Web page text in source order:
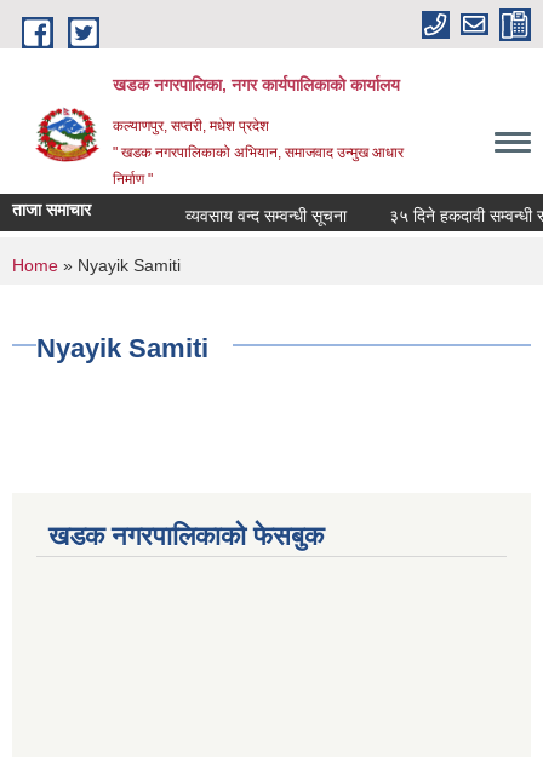
Skip to main content
खडक नगरपालिका, नगर कार्यपालिकाकाे कार्यालय
कल्याणपुर, सप्तरी, मधेश प्रदेश
" खडक नगरपालिकाको अभियान, समाजवाद उन्मुख आधार
निर्माण "
ताजा समाचार व्यवसाय वन्द सम्वन्धी सूचना ३५ दिने हकदावी सम्वन्धी
You are here
Home » Nyayik Samiti
Nyayik Samiti
खडक नगरपालिकाको फेसबुक